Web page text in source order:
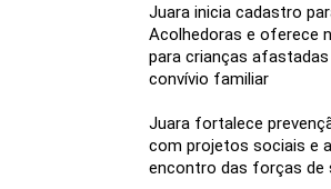
Juara inicia cadastro
Acolhedoras e oferece
para crianças
convívio familiar
Juara fortalece
com projetos sociais e
encontro das forças de